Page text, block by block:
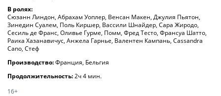
В ролях:
Сюзанн Линдон, Абрахам Уоплер, Венсан Макен, Джулия Пьятон,
Зинедин Суалем, Поль Киршер, Вассили Шнайдер, Сара Жиродо,
Сесиль де Франс, Оливье Гурме, Помм, Фред Тесто, Франсуа Шатто,
Раика Хазанавичус, Анжела Гарнье, Валентен Кампань, Cassandra
Cano, Стеф
Производство:Франция, Бельгия
Продолжительность:2ч 4 мин.
16+